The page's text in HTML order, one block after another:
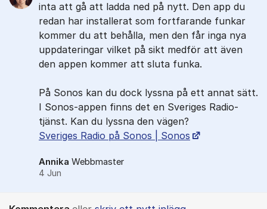
inta att gå att ladda ned på nytt. Den app du
redan har installerat som fortfarande funkar
kommer du att behålla, men den får inga nya
uppdateringar vilket på sikt medför att även
den appen kommer att sluta funka.
På Sonos kan du dock lyssna på ett annat sätt.
I Sonos-appen finns det en Sveriges Radio-
tjänst. Kan du lyssna den vägen?
Sveriges Radio på Sonos | Sonos
Annika Webbmaster
4 Jun